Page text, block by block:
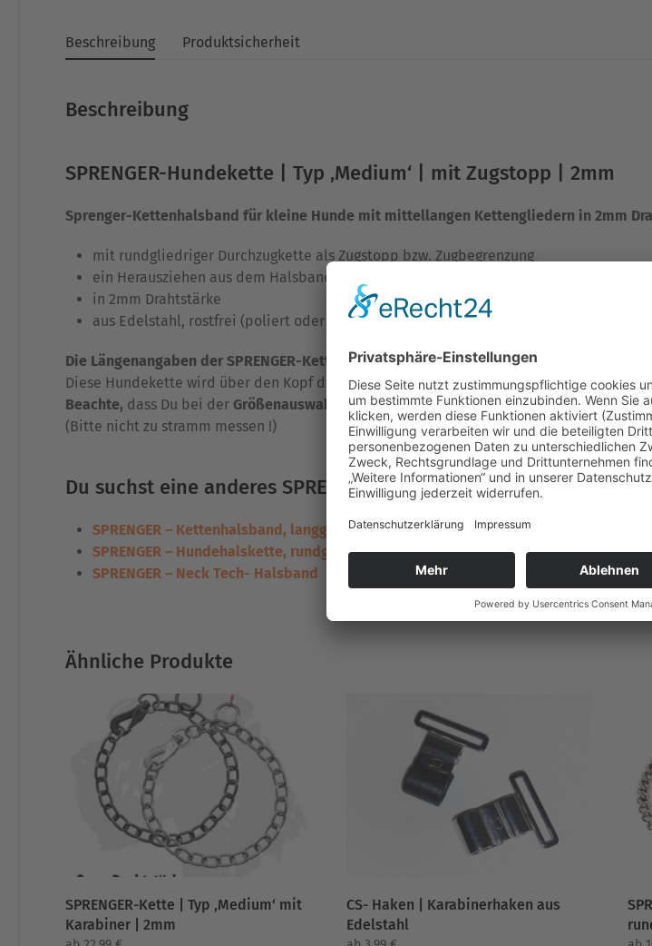
Beschreibung Produktsicherheit
Beschreibung
SPRENGER-Hundekette | Typ ‚Medium‘ | mit Zugstopp | 2mm
Sprenger-Kettenhalsband für kleine Hunde mit mittellangen Kettengliedern in 2mm
mit rundgliedriger Durchzugkette als Zugstopp bzw. Zugbegrenzung
ein Herausziehen aus dem Halsband ‚im Rückwärtsgang‘ kann damit verhindert
in 2mm Drahtstärke
aus Edelstahl, rostfrei (poliert oder in schwarz)
Die Längenangaben der SPRENGER-Kettenhalsbänder mit Zugkettebeziehen sich
Diese Hundekette wird über den Kopf des Hundes gezogen.
Beachte, dass Du bei der Größenauswahl
den Kopfumfang Deines Hundes an der
(Bitte nicht zu stramm messen !)
Du suchst eine anderes SPRENGER Halsband für Deinen Hund ?
SPRENGER – Kettenhalsband, langgliedrig
SPRENGER – Hundehalskette, rundgliedrig
SPRENGER – Neck Tech- Halsband
Ähnliche Produkte
SPRENGER-Kette | Typ ‚Medium‘ mit
Karabiner | 2mm
CS- Haken | Karabinerhaken aus
Edelstahl